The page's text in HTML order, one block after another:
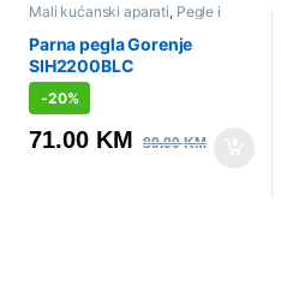
Mali kućanski aparati, Pegle i
Sniženo
Parna pegla Gorenje
SIH2200BLC
-20%
71.00 KM 89.00KM